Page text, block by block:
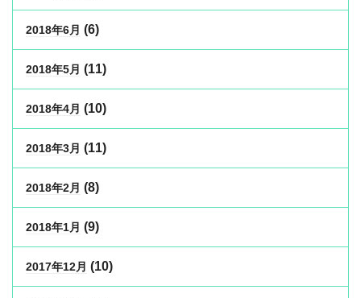
2018年6月 (6)
2018年5月 (11)
2018年4月 (10)
2018年3月 (11)
2018年2月 (8)
2018年1月 (9)
2017年12月 (10)